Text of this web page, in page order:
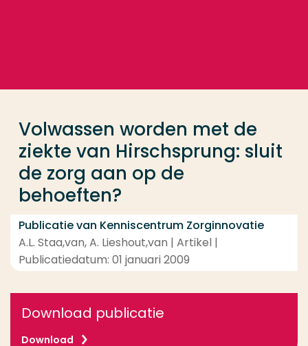
Volwassen worden met de
ziekte van Hirschsprung: sluit
de zorg aan op de
behoeften?
Publicatie van Kenniscentrum Zorginnovatie
A.L. Staa,van, A. Lieshout,van | Artikel |
Publicatiedatum: 01 januari 2009
Download publicatie
Download
Opleiding
Contact